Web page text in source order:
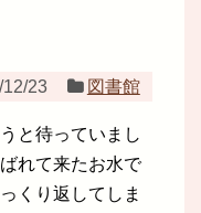
12/23 図書館
と待っていまし
れて来たお水で
くり返してしま